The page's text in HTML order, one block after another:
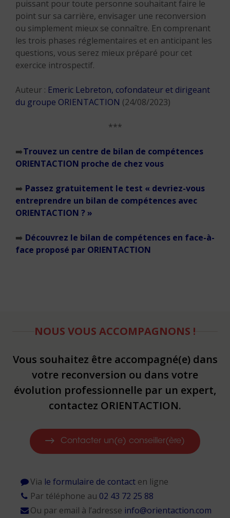
puissant pour toute personne souhaitant faire le
point sur sa carrière, envisager une reconversion
ou simplement mieux se connaître. En comprenant
les trois phases réglementaires et en anticipant les
questions, vous serez mieux préparé pour cet
exercice introspectif.
Auteur : Emeric Lebreton, cofondateur et dirigeant
du groupe ORIENTACTION (24/08/2023)
***
➡️Trouvez un centre de bilan de compétences
ORIENTACTION proche de chez vous
➡️ Passez gratuitement le test « devriez-vous
entreprendre un bilan de compétences avec
ORIENTACTION ? »
➡️ Découvrez le bilan de compétences en face-à-
face proposé par ORIENTACTION
NOUS VOUS ACCOMPAGNONS !
Vous souhaitez être accompagné(e) dans
votre reconversion ou dans votre
évolution professionnelle par un expert,
contactez ORIENTACTION.
Contacter un(e) conseiller(ère)
Via le formulaire de contacten ligne
Par téléphone au 02 43 72 25 88
Ou par email à l’adresse info@orientaction.com